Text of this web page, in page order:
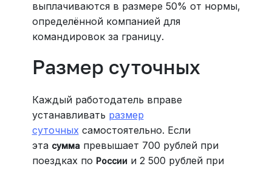
выплачиваются в размере 50% от нормы,
определённой компанией для
командировок за границу.
Размер суточных
Каждый работодатель вправе
устанавливать размер
суточныхсамостоятельно. Если
эта сумма превышает 700 рублей при
поездках по России и 2 500 рублей при